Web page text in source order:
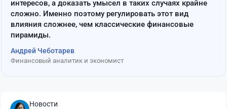
интересов, а доказать умысел в таких случаях крайне
сложно. Именно поэтому регулировать этот вид
влияния сложнее, чем классические финансовые
пирамиды.
Андрей Чеботарев
Финансовый аналитик и экономист
Новости